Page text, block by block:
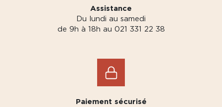
Assistance
Du lundi au samedi
de 9h à 18h au 021 331 22 38
Paiement sécurisé